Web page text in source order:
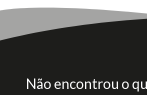
Não encontrou o